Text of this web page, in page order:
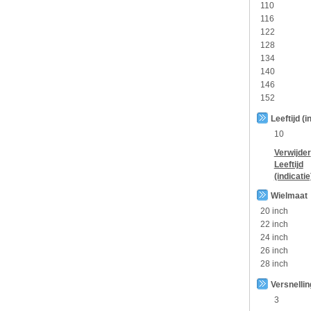
110
116
122
128
134
140
146
152
Leeftijd
10
Verwijder
Leeftijd
Wielmaat
20 inch
22 inch
24 inch
26 inch
28 inch
3